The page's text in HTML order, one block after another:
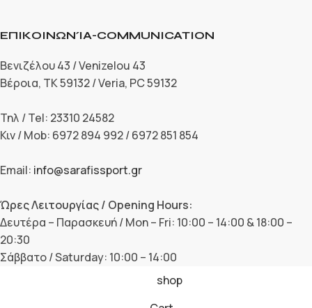
ΕΠΙΚΟΙΝΩΝΊΑ-COMMUNICATION
Βενιζέλου 43 / Venizelou 43
Βέροια, ΤΚ 59132 / Veria, PC 59132
Τηλ / Tel: 23310 24582
Κιν / Mob: 6972 894 992 / 6972 851 854
Email: info@sarafissport.gr
Ώρες Λειτουργίας / Opening Hours:
Δευτέρα – Παρασκευή / Mon – Fri: 10:00 – 14:00 & 18:00 –
20:30
Σάββατο / Saturday: 10:00 – 14:00
shop